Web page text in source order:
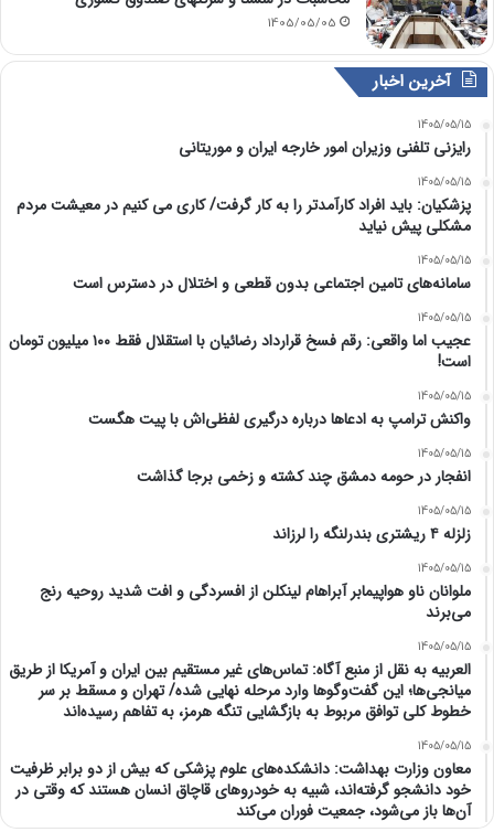
1405/05/05
آخرین اخبار
1405/05/15
رایزنی تلفنی وزیران امور خارجه ایران و موریتانی
1405/05/15
پزشکیان: باید افراد کارآمدتر را به کار گرفت/ کاری می کنیم در معیشت مردم
مشکلی پیش نیاید
1405/05/15
سامانه‌های تامین اجتماعی بدون قطعی و اختلال در دسترس است
1405/05/15
عجیب اما واقعی: رقم فسخ قرارداد رضائیان با استقلال فقط ۱۰۰ میلیون تومان
است!
1405/05/15
واکنش ترامپ به ادعاها درباره درگیری لفظی‌اش با پیت هگست
1405/05/15
انفجار در حومه دمشق چند کشته و زخمی برجا گذاشت
1405/05/15
زلزله ۴ ریشتری بندرلنگه را لرزاند
1405/05/15
ملوانان ناو هواپیمابر آبراهام لینکلن از افسردگی و افت شدید روحیه رنج
می‌برند
1405/05/15
العربیه به نقل از منبع آگاه: تماس‌های غیر مستقیم بین ایران و آمریکا از طریق
میانجی‌ها؛ این گفت‌و‌گو‌ها وارد مرحله نهایی شده/ تهران و مسقط بر سر
خطوط کلی توافق مربوط به بازگشایی تنگه هرمز، به تفاهم رسیده‌اند
1405/05/15
معاون وزارت بهداشت: دانشکده‌های علوم پزشکی که بیش از دو برابر ظرفیت
خود دانشجو گرفته‌اند، شبیه به خودرو‌های قاچاق انسان هستند که وقتی در
آن‌ها باز می‌شود، جمعیت فوران می‌کند